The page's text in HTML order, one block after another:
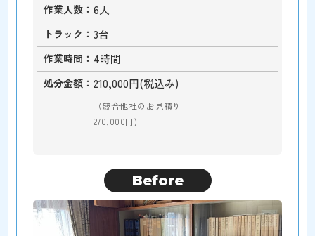
作業人数 6人
トラック 3台
作業時間 4時間
処分金額 210,000円(税込み)
（競合他社のお見積り
270,000円)
Before